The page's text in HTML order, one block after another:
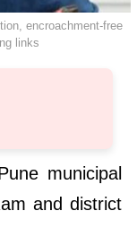
encroachment-free
links
municipal
and district